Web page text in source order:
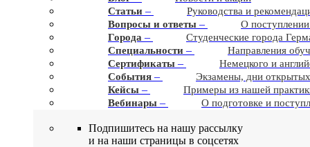
Статьи –
Руководства и
Вопросы и ответы –
О
Города –
Студенческие города
Cпециальности –
Направления
Сертификаты –
Немецкого и
События –
Экзамены, дни
Кейсы –
Примеры из нашей
Вебинары – О подготовке и
Подпишитесь на нашу рассылку
и на наши страницы в соцсетях